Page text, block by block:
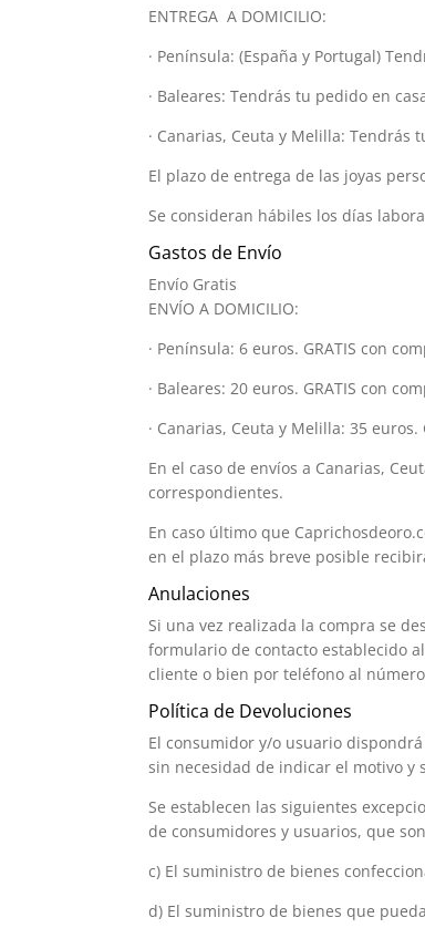
ENTREGA A DOMICILIO:
· Península: (España y Portugal)
· Baleares: Tendrás tu pedido en
· Canarias, Ceuta y Melilla:
El plazo de entrega de las joyas
Se consideran hábiles los días
Gastos de Envío
Envío Gratis
ENVÍO A DOMICILIO:
· Península: 6 euros. GRATIS con
· Baleares: 20 euros. GRATIS con
· Canarias, Ceuta y Melilla: 35
En el caso de envíos a Canarias,
correspondientes.
En caso último que
en el plazo más breve posible
Anulaciones
Si una vez realizada la compra se
formulario de contacto establecido
cliente o bien por teléfono al
Política de Devoluciones
El consumidor y/o usuario
sin necesidad de indicar el motivo
Se establecen las siguientes
de consumidores y usuarios, que
c) El suministro de bienes
d) El suministro de bienes que